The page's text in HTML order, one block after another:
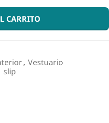
CARRITO
, Vestuario
slip